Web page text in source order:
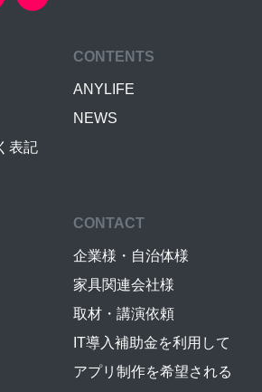
表記
CONTENTS
ANYLIFE
NEWS
CONTACT
企業様・自治体様
家具関連会社様
取材・講演依頼
IT導入補助金を利用して
アプリ制作を希望される